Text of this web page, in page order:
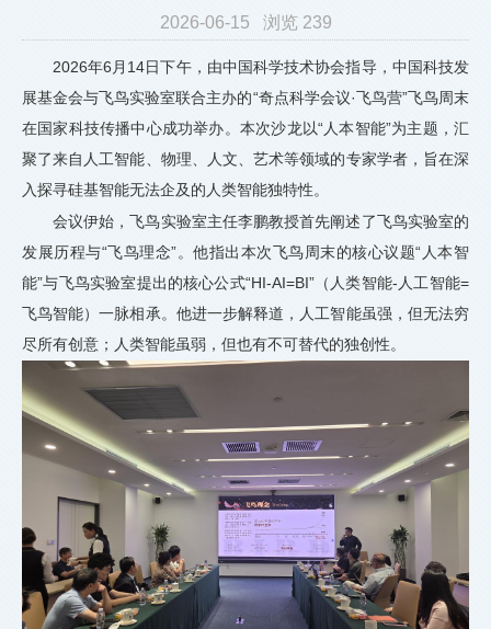
2026-06-15 浏览 239
2026年6月14日下午，由中国科学技术协会指导，中国科技发
展基金会与飞鸟实验室联合主办的“奇点科学会议·飞鸟营”飞鸟周末
在国家科技传播中心成功举办。本次沙龙以“人本智能”为主题，汇
聚了来自人工智能、物理、人文、艺术等领域的专家学者，旨在深
入探寻硅基智能无法企及的人类智能独特性。
会议伊始，飞鸟实验室主任李鹏教授首先阐述了飞鸟实验室的
发展历程与“飞鸟理念”。他指出本次飞鸟周末的核心议题“人本智
能”与飞鸟实验室提出的核心公式“HI-AI=BI”（人类智能-人工智能=
飞鸟智能）一脉相承。他进一步解释道，人工智能虽强，但无法穷
尽所有创意；人类智能虽弱，但也有不可替代的独创性。